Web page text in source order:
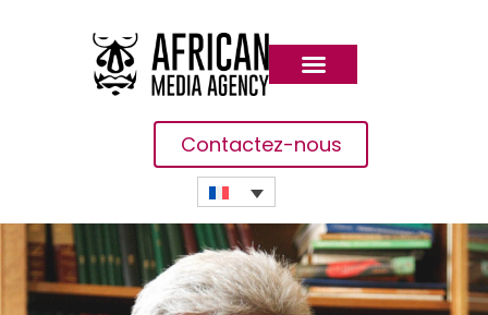
Contactez-nous